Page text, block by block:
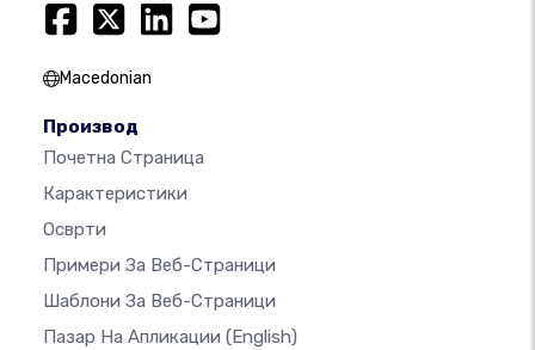
Macedonian
Производ
Почетна Страница
Карактеристики
Осврти
Примери За Веб-Страници
Шаблони За Веб-Страници
Пазар На Апликации (English)